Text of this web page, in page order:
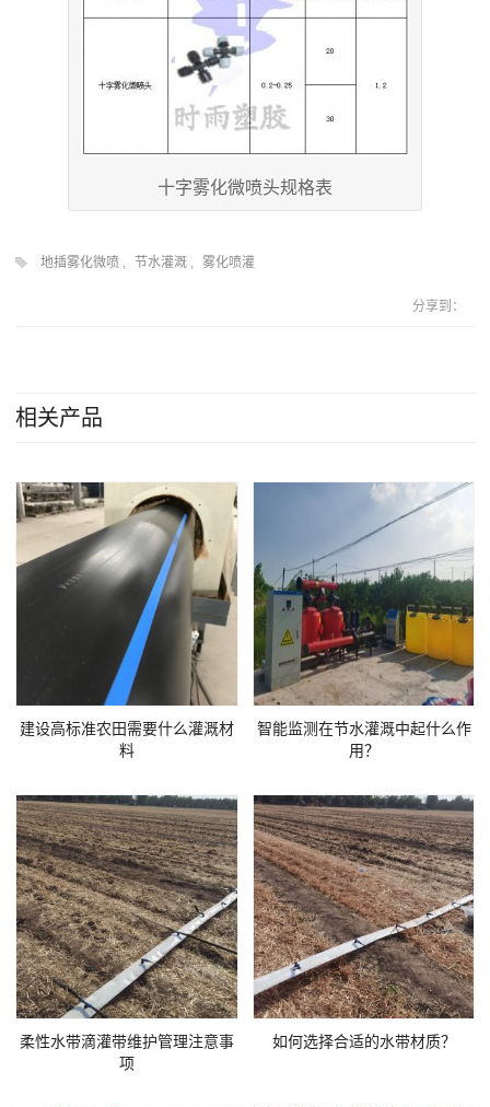
十字雾化微喷头规格表
地插雾化微喷, 节水灌溉, 雾化喷灌
分享到：
相关产品
建设高标准农田需要什么灌溉材
料
智能监测在节水灌溉中起什么作
用？
柔性水带滴灌带维护管理注意事
项
如何选择合适的水带材质？